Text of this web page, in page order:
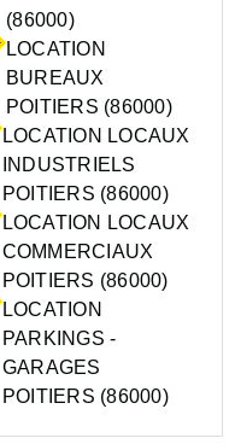
(86000)
LOCATION
BUREAUX
POITIERS (86000)
LOCATION LOCAUX
INDUSTRIELS
POITIERS (86000)
LOCATION LOCAUX
COMMERCIAUX
POITIERS (86000)
LOCATION
PARKINGS -
GARAGES
POITIERS (86000)